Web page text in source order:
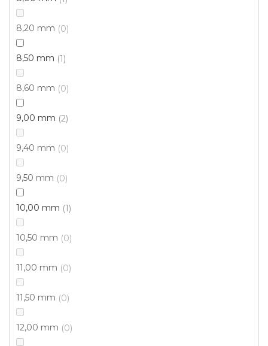
8,20 mm 0
8,50 mm 1
8,60 mm 0
9,00 mm 2
9,40 mm 0
9,50 mm 0
10,00 mm 1
10,50 mm 0
11,00 mm 0
11,50 mm 0
12,00 mm 0
Obkladový (výstavní) koberec Revexpo 1385
(fialový)
218 Kč
2 m